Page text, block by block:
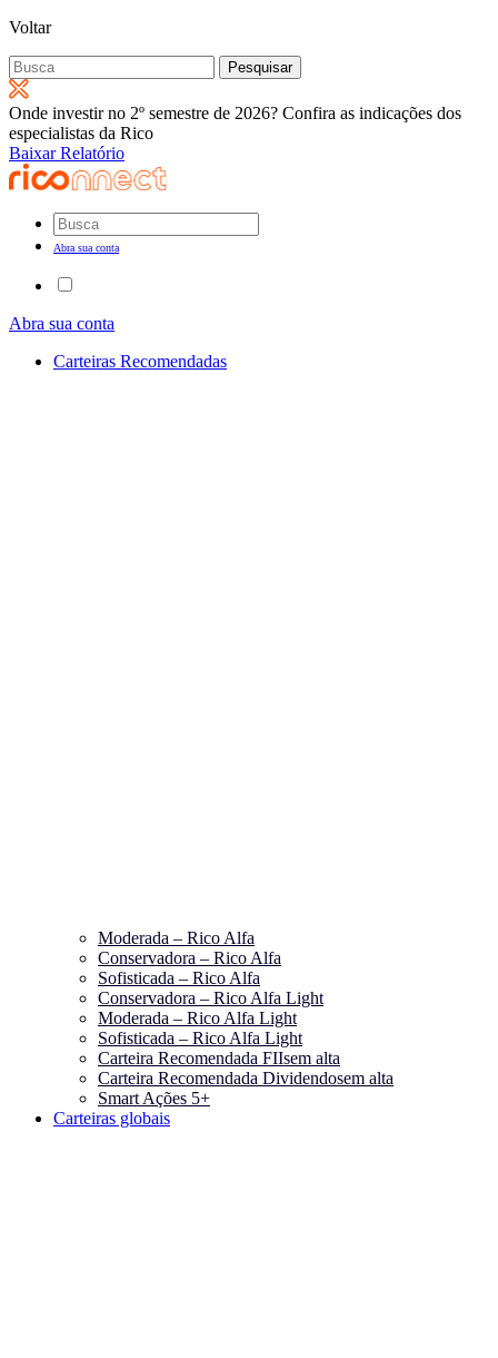
Voltar
Pesquisar
por:
Onde investir no 2º semestre de 2026? Confira as indicações dos
especialistas da Rico
Baixar Relatório
Abra sua conta
Abra sua conta
Carteiras Recomendadas
Moderada – Rico Alfa
Conservadora – Rico Alfa
Sofisticada – Rico Alfa
Conservadora – Rico Alfa Light
Moderada – Rico Alfa Light
Sofisticada – Rico Alfa Light
Carteira Recomendada FIIsem alta
Carteira Recomendada Dividendosem alta
Smart Ações 5+
Carteiras globais